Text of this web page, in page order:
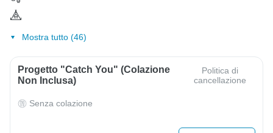
Mostra tutto (46)
Progetto "Catch You" (colazione
Non Inclusa)
Politica di
cancellazione
Senza colazione